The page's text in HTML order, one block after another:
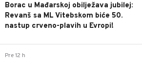
Borac u Mađarskoj obilježava jubilej:
Revanš sa ML Vitebskom biće 50.
nastup crveno-plavih u Evropi!
Pre 12 h